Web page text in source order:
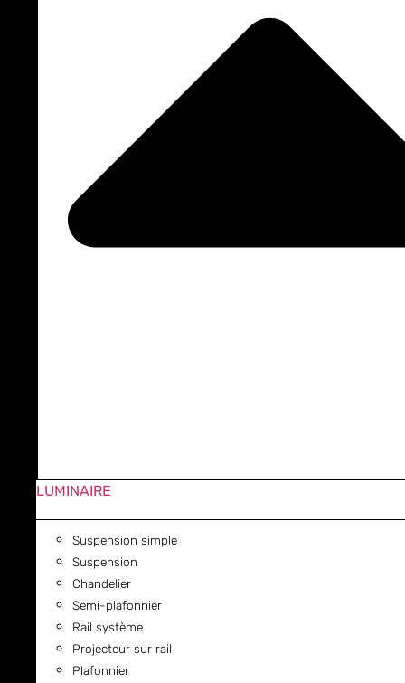
LUMINAIRE
Suspension simple
Suspension
Chandelier
Semi-plafonnier
Rail système
Projecteur sur rail
Plafonnier